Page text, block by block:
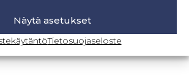
Näytä asetukset
Tietosuojaseloste
BLOGI-SIVULLE